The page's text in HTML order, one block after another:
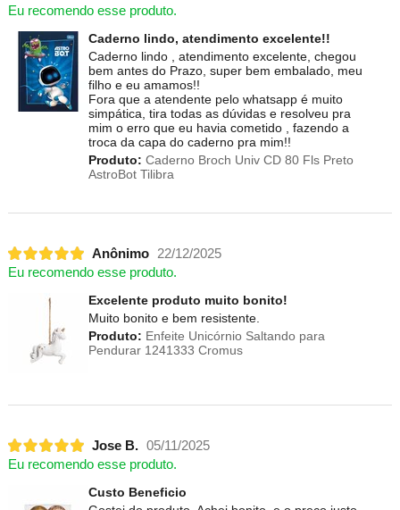
Eu recomendo esse produto.
Caderno lindo, atendimento excelente!!
Caderno lindo , atendimento excelente, chegou
bem antes do Prazo, super bem embalado, meu
filho e eu amamos!!
Fora que a atendente pelo whatsapp é muito
simpática, tira todas as dúvidas e resolveu pra
mim o erro que eu havia cometido , fazendo a
troca da capa do caderno pra mim!!
Produto: Caderno Broch Univ CD 80 Fls Preto
AstroBot Tilibra
Anônimo
22/12/2025
Eu recomendo esse produto.
Excelente produto muito bonito!
Muito bonito e bem resistente.
Produto: Enfeite Unicórnio Saltando para
Pendurar 1241333 Cromus
Jose B. 05/11/2025
Eu recomendo esse produto.
Custo Beneficio